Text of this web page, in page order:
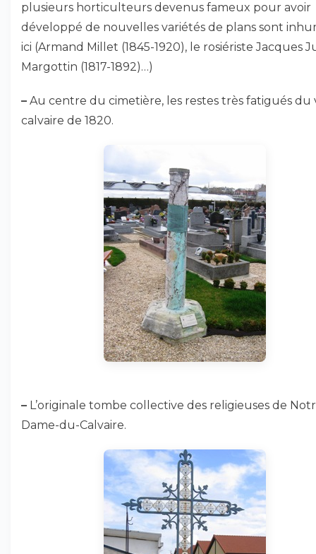
plusieurs horticulteurs devenus fameux pour avoir
développé de nouvelles variétés de plans sont
ici (Armand Millet (1845-1920), le rosiériste Jacques
Margottin (1817-1892)…)
– Au centre du cimetière, les restes très fatigués du
calvaire de 1820.
– L’originale tombe collective des religieuses de
Dame-du-Calvaire.